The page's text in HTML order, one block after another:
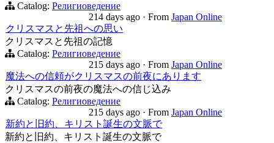
Catalog: Религиоведение
214 days ago · From Japan Online
クリスマスと先祖への思い
クリスマスと先祖の記憶
Catalog: Религиоведение
215 days ago · From Japan Online
魔法への信頼がクリスマスの前夜にあります
クリスマスの前夜の魔法への信じ込み
Catalog: Религиоведение
215 days ago · From Japan Online
新約と旧約、キリスト誕生の文脈で
新約と旧約、キリスト誕生の文脈で